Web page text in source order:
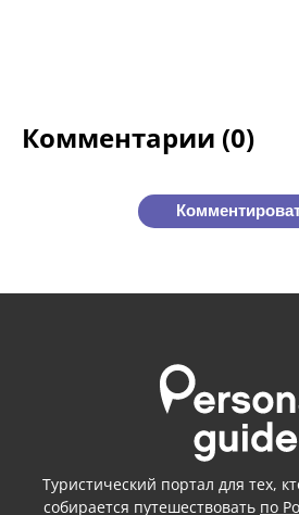
Комментарии (0)
Туристический портал для тех,
собирается путешествовать по